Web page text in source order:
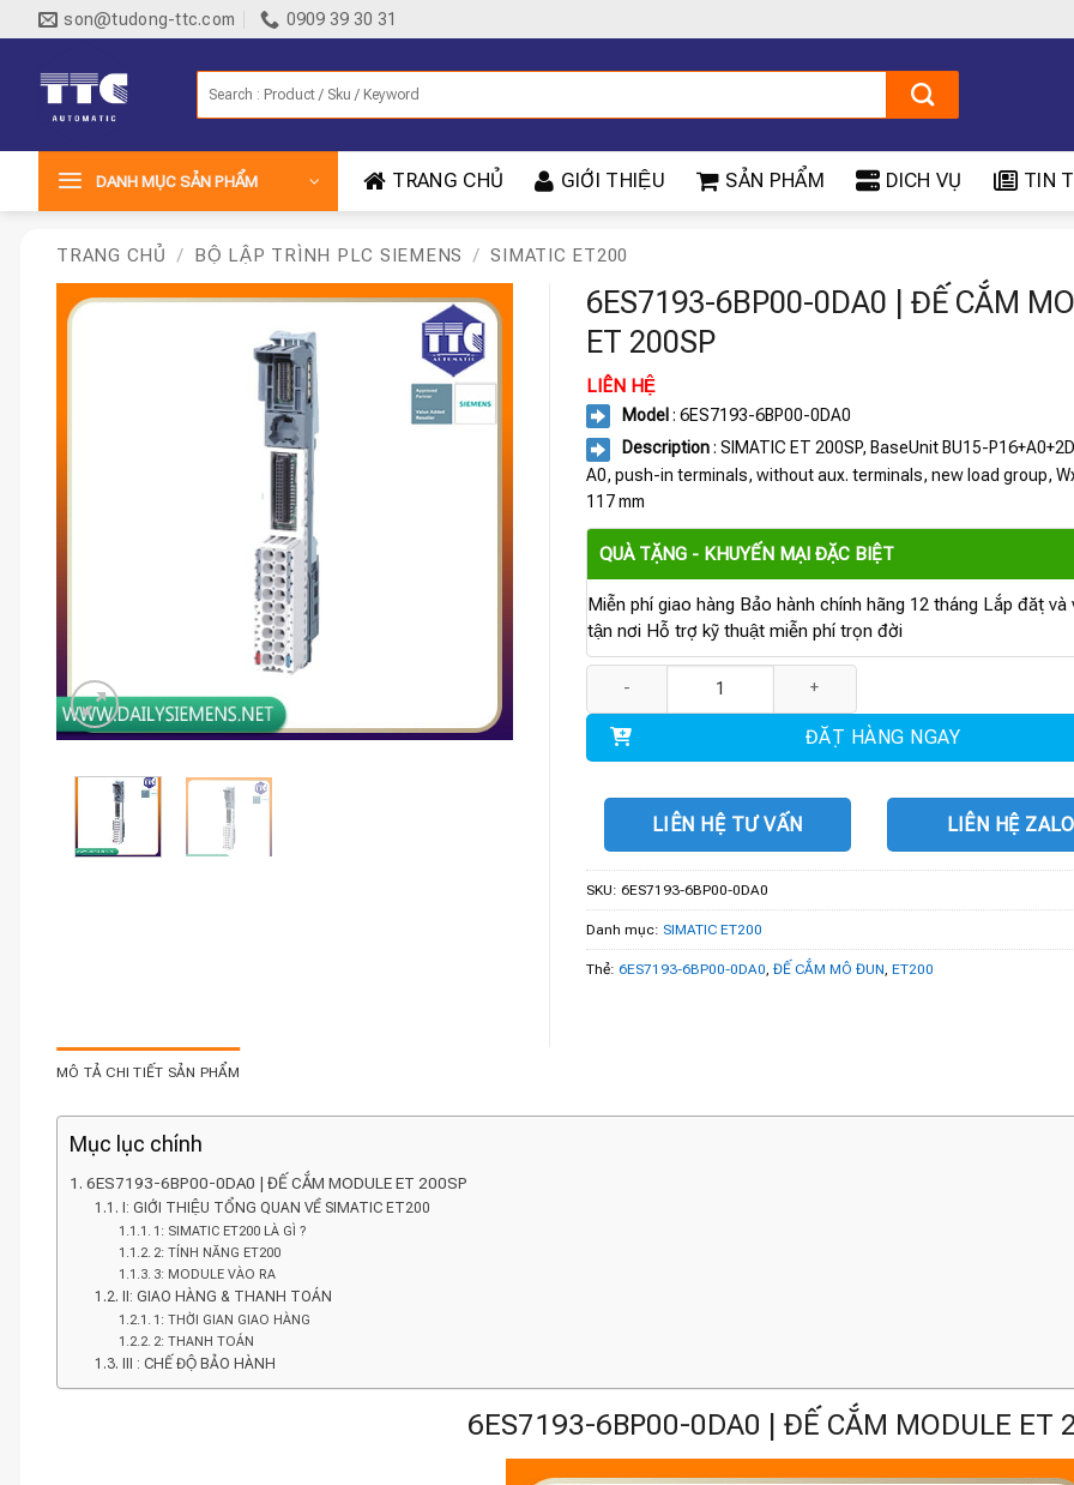
qua
son@tudong-ttc.com 0909 39 30 31
DANH MỤC SẢN PHẨM TRANG CHỦ GIỚI THIỆU SẢN PHẨM DICH VỤ TIN
TRANG CHỦ / BỘ LẬP TRÌNH PLC SIEMENS / SIMATIC ET200
6ES7193-6BP00-0DA0 | ĐẾ CẮM
ET 200SP
LIÊN HỆ
Model : 6ES7193-6BP00-0DA0
Description: SIMATIC ET 200SP, BaseUnit BU15-
A0, push-in terminals, without aux. terminals, new load group,
117 mm
QUÀ TẶNG - KHUYẾN MẠI ĐẶC BIỆT
Miễn phí giao hàng Bảo hành chính hãng 12 tháng Lắp đặt và
tận nơi Hỗ trợ kỹ thuật miễn phí trọn đời
ĐẶT HÀNG NGAY
LIÊN HỆ TƯ VẤN LIÊN HỆ ZALO
SKU: 6ES7193-6BP00-0DA0
Danh mục: SIMATIC ET200
Thẻ: 6ES7193-6BP00-0DA0 ĐẾ CẮM MÔ ĐUN ET200
MÔ TẢ CHI TIẾT SẢN PHẨM
Mục lục chính
6ES7193-6BP00-0DA0 | ĐẾ CẮM MODULE ET 200SP
I: GIỚI THIỆU TỔNG QUAN VỀ SIMATIC ET200
1: SIMATIC ET200 LÀ GÌ ?
2: TÍNH NĂNG ET200
3: MODULE VÀO RA
II: GIAO HÀNG & THANH TOÁN
1: THỜI GIAN GIAO HÀNG
2: THANH TOÁN
III : CHẾ ĐỘ BẢO HÀNH
6ES7193-6BP00-0DA0 | ĐẾ CẮM MODULE ET